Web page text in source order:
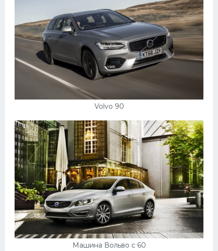
Volvo 90
Машина Вольво с 60